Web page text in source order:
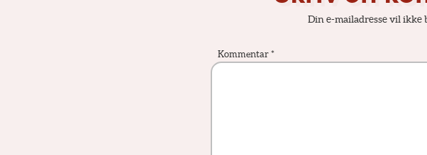
Din e-mailadresse vil ikke
Kommentar *